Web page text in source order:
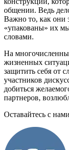
общении. Ведь
Важно то, как они
«упакованы» их
словами.
На
жизненных
защитить себя от
участников
добиться
партнеров,
Оставайтесь с